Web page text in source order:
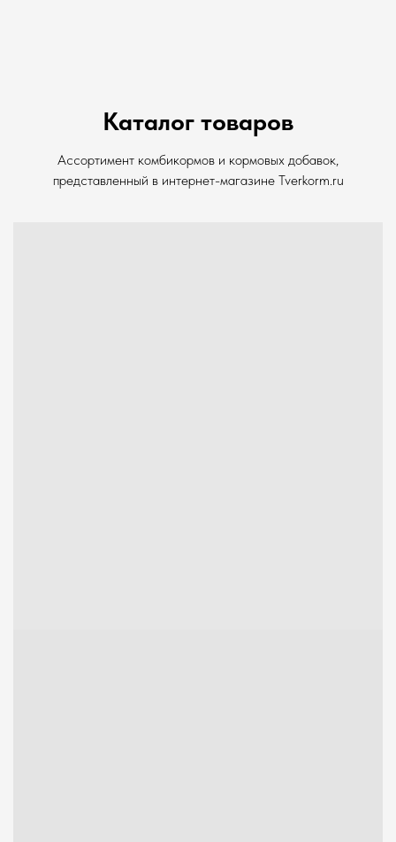
Каталог товаров
Ассортимент комбикормов и кормовых добавок,
представленный в интернет-магазине Tverkorm.ru